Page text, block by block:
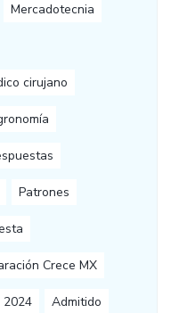
Mercadotecnia
cirujano
Patrones
Crece MX
2024 Admitido